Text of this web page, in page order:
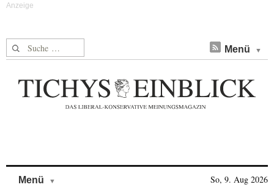
Suche nach: Menü
Menü So, 9. Aug 2026